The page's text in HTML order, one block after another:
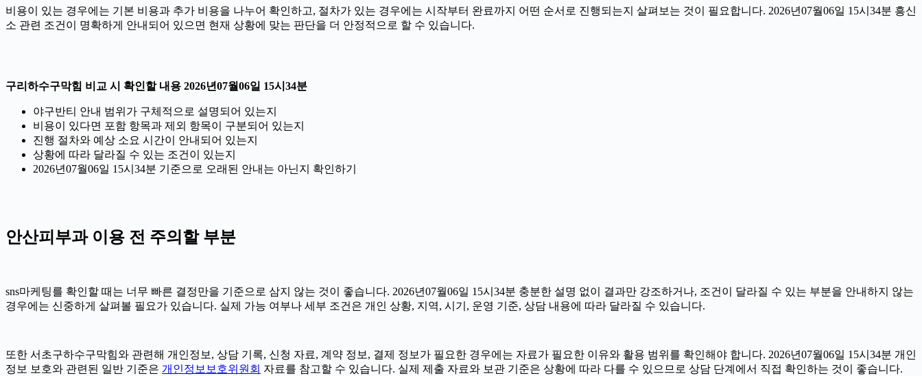
비용이 있는 경우에는 기본 비용과 추가 비용을 나누어 확인하고, 절차가 있는 경우에는 시작부터 완료까지 어떤 순서로 진행되는지 살펴보는 것이 필요합니다. 2026년07월06일 15시34분 흥신
소 관련 조건이 명확하게 안내되어 있으면 현재 상황에 맞는 판단을 더 안정적으로 할 수 있습니다.
구리하수구막힘 비교 시 확인할 내용 2026년07월06일 15시34분
야구반티 안내 범위가 구체적으로 설명되어 있는지
비용이 있다면 포함 항목과 제외 항목이 구분되어 있는지
진행 절차와 예상 소요 시간이 안내되어 있는지
상황에 따라 달라질 수 있는 조건이 있는지
2026년07월06일 15시34분 기준으로 오래된 안내는 아닌지 확인하기
안산피부과 이용 전 주의할 부분
sns마케팅를 확인할 때는 너무 빠른 결정만을 기준으로 삼지 않는 것이 좋습니다. 2026년07월06일 15시34분 충분한 설명 없이 결과만 강조하거나, 조건이 달라질 수 있는 부분을 안내하지 않는
경우에는 신중하게 살펴볼 필요가 있습니다. 실제 가능 여부나 세부 조건은 개인 상황, 지역, 시기, 운영 기준, 상담 내용에 따라 달라질 수 있습니다.
또한 서초구하수구막힘와 관련해 개인정보, 상담 기록, 신청 자료, 계약 정보, 결제 정보가 필요한 경우에는 자료가 필요한 이유와 활용 범위를 확인해야 합니다. 2026년07월06일 15시34분 개인
정보 보호와 관련된 일반 기준은 개인정보보호위원회 자료를 참고할 수 있습니다. 실제 제출 자료와 보관 기준은 상황에 따라 다를 수 있으므로 상담 단계에서 직접 확인하는 것이 좋습니다.